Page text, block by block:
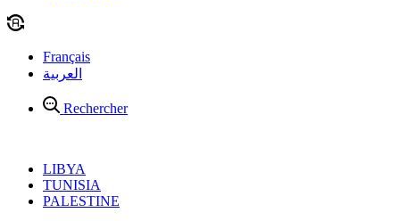
Français
العربية
Rechercher
LIBYA
TUNISIA
PALESTINE